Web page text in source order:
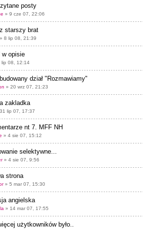
posty
» 9 cze 07, 22:06
starszy brat
8 lip 08, 21:39
w opisie
lip 08, 12:14
dział "Rozmawiamy"
» 20 wrz 07, 21:23
zakladka
lip 07, 17:37
nt 7. MFF NH
» 4 sie 07, 15:12
selektywne...
» 4 sie 07, 9:56
strona
» 5 mar 07, 15:30
angielska
» 14 mar 07, 17:55
użytkowników było..